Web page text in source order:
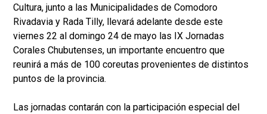
Cultura, junto a las Municipalidades de Comodoro
Rivadavia y Rada Tilly, llevará adelante desde este
viernes 22 al domingo 24 de mayo las IX Jornadas
Corales Chubutenses, un importante encuentro que
reunirá a más de 100 coreutas provenientes de distintos
puntos de la provincia.
Las jornadas contarán con la participación especial del